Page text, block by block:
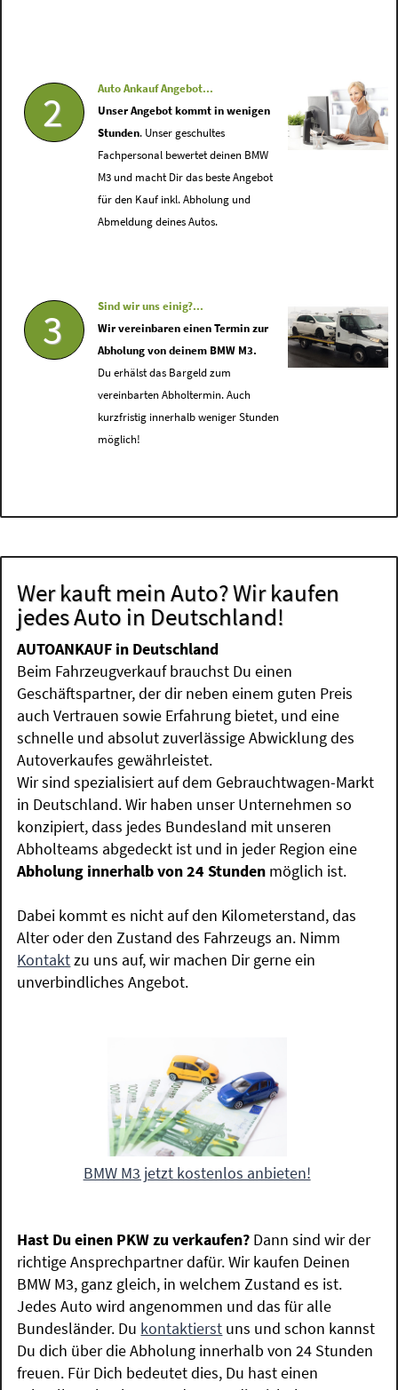
2
Auto Ankauf Angebot...
Unser Angebot kommt in wenigen
Stunden. Unser geschultes
Fachpersonal bewertet deinen BMW
M3 und macht Dir das beste Angebot
für den Kauf inkl. Abholung und
Abmeldung deines Autos.
3
Sind wir uns einig?...
Wir vereinbaren einen Termin zur
Abholung von deinem BMW M3.
Du erhälst das Bargeld zum
vereinbarten Abholtermin. Auch
kurzfristig innerhalb weniger Stunden
möglich!
Wer kauft mein Auto? Wir kaufen
jedes Auto in Deutschland!
AUTOANKAUF in Deutschland
Beim Fahrzeugverkauf brauchst Du einen
Geschäftspartner, der dir neben einem guten Preis
auch Vertrauen sowie Erfahrung bietet, und eine
schnelle und absolut zuverlässige Abwicklung des
Autoverkaufes gewährleistet.
Wir sind spezialisiert auf dem Gebrauchtwagen-Markt
in Deutschland. Wir haben unser Unternehmen so
konzipiert, dass jedes Bundesland mit unseren
Abholteams abgedeckt ist und in jeder Region eine
Abholung innerhalb von 24 Stunden möglich ist.
Dabei kommt es nicht auf den Kilometerstand, das
Alter oder den Zustand des Fahrzeugs an. Nimm
Kontaktzu uns auf, wir machen Dir gerne ein
unverbindliches Angebot.
BMW M3 jetzt kostenlos anbieten!
Hast Du einen PKW zu verkaufen? Dann sind wir der
richtige Ansprechpartner dafür. Wir kaufen Deinen
BMW M3, ganz gleich, in welchem Zustand es ist.
Jedes Auto wird angenommen und das für alle
Bundesländer. Du kontaktierst uns und schon kannst
Du dich über die Abholung innerhalb von 24 Stunden
freuen. Für Dich bedeutet dies, Du hast einen